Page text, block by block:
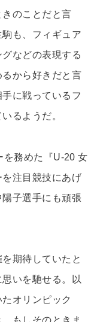
のことだと言
も、フィギュア
などの表現する
から好きだと言
に戦っているフ
るようだ。
を務めた『U-20 女
注目競技にあげ
子選手にも頑張
期待していたと
いを馳せる。以
オリンピック
もしそのときま